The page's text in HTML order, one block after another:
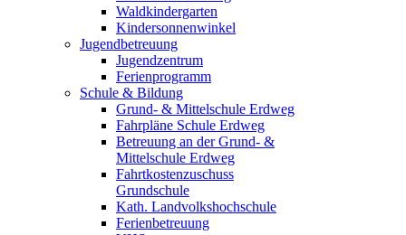
Waldkindergarten
Kindersonnenwinkel
Jugendbetreuung
Jugendzentrum
Ferienprogramm
Schule & Bildung
Grund- & Mittelschule Erdweg
Fahrpläne Schule Erdweg
Betreuung an der Grund- &
Mittelschule Erdweg
Fahrtkostenzuschuss
Grundschule
Kath. Landvolkshochschule
Ferienbetreuung